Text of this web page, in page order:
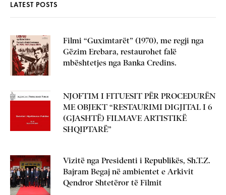
LATEST POSTS
Filmi “Guximtarët” (1970), me regji nga
Gëzim Erebara, restaurohet falë
mbështetjes nga Banka Credins.
NJOFTIM I FITUESIT PËR PROCEDURËN
ME OBJEKT “RESTAURIMI DIGJITAL I 6
(GJASHTË) FILMAVE ARTISTIKË
SHQIPTARË”
Vizitë nga Presidenti i Republikës, Sh.T.Z.
Bajram Begaj në ambientet e Arkivit
Qendror Shtetëror të Filmit